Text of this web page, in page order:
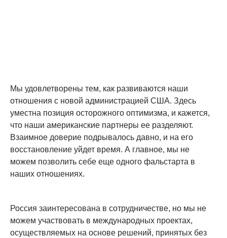
Мы удовлетворены тем, как развиваются наши
отношения с новой администрацией США. Здесь
уместна позиция осторожного оптимизма, и кажется,
что наши американские партнеры ее разделяют.
Взаимное доверие подрывалось давно, и на его
восстановление уйдет время. А главное, мы не
можем позволить себе еще одного фальстарта в
наших отношениях.
Россия заинтересована в сотрудничестве, но мы не
можем участвовать в международных проектах,
осуществляемых на основе решений, принятых без